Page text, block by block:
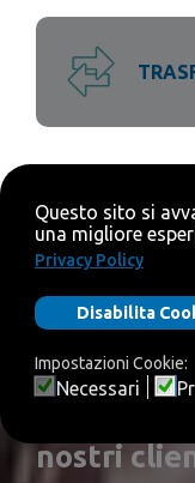
STORIE VERE,
nostri